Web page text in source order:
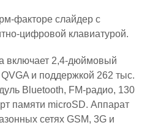
факторе слайдер с
цифровой клавиатурой.
включает 2,4-дюймовый
и поддержкой 262 тыс.
Bluetooth, FM-радио, 130
памяти microSD. Аппарат
сетях GSM, 3G и